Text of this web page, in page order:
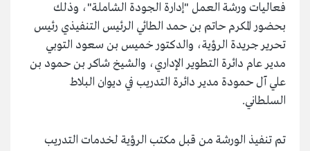
فعاليات ورشة العمل "إدارة الجودة الشاملة"، وذلك
بحضور المكرم حاتم بن حمد الطائي الرئيس التنفيذي رئيس
تحرير جريدة الرؤية، والدكتور خميس بن سعود التوبي
مدير عام دائرة التطوير الإداري، والشيخ شاكر بن حمود بن
علي آل حمودة مدير دائرة التدريب في ديوان البلاط
السلطاني.
تم تنفيذ الورشة من قبل مكتب الرؤية لخدمات التدريب